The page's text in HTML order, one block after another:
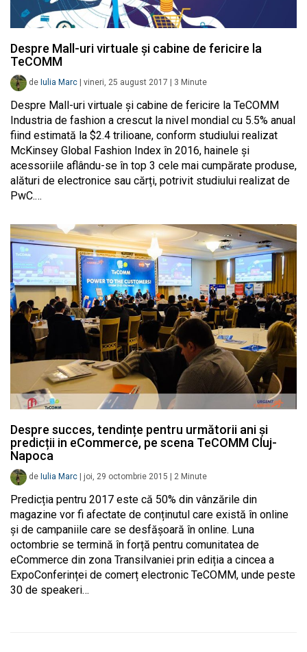
Despre Mall-uri virtuale și cabine de fericire la
TeCOMM
de Iulia Marc vineri, 25 august 2017 3 Minute
Despre Mall-uri virtuale și cabine de fericire la TeCOMM
Industria de fashion a crescut la nivel mondial cu 5.5% anual
fiind estimată la $2.4 trilioane, conform studiului realizat
McKinsey Global Fashion Index în 2016, hainele și
acessoriile aflându-se în top 3 cele mai cumpărate produse,
alături de electronice sau cărți, potrivit studiului realizat de
PwC.…
Despre succes, tendințe pentru următorii ani și
predicții in eCommerce, pe scena TeCOMM Cluj-
Napoca
de Iulia Marc joi, 29 octombrie 2015 2 Minute
Predicția pentru 2017 este că 50% din vânzările din
magazine vor fi afectate de conținutul care există în online
și de campaniile care se desfășoară în online. Luna
octombrie se termină în forță pentru comunitatea de
eCommerce din zona Transilvaniei prin ediția a cincea a
ExpoConferinței de comerț electronic TeCOMM, unde peste
30 de speakeri…